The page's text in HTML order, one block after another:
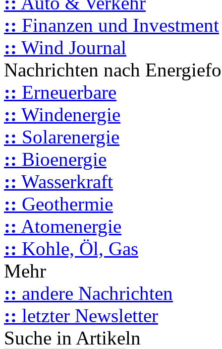
:: Finanzen und Investment
:: Wind Journal
Nachrichten nach
:: Erneuerbare
:: Windenergie
:: Solarenergie
:: Bioenergie
:: Wasserkraft
:: Geothermie
:: Atomenergie
:: Kohle, Öl, Gas
Mehr
:: andere Nachrichten
:: letzter Newsletter
Suche in Artikeln